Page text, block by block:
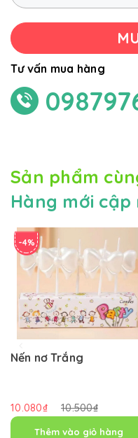
Tư vấn mua hàng
Sản phẩm
Hàng mới cập
-4%
Nến nơ Trắng
10.080₫ 10.500₫
Thêm vào giỏ hàng